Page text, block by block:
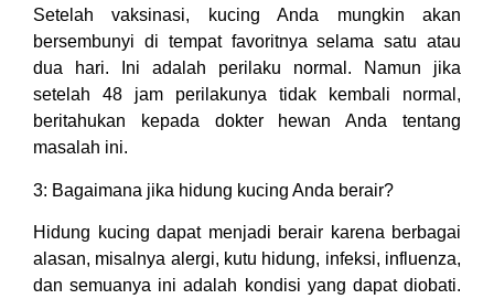
Setelah vaksinasi, kucing Anda mungkin akan
bersembunyi di tempat favoritnya selama satu atau
dua hari. Ini adalah perilaku normal. Namun jika
setelah 48 jam perilakunya tidak kembali normal,
beritahukan kepada dokter hewan Anda tentang
masalah ini.
3: Bagaimana jika hidung kucing Anda berair?
Hidung kucing dapat menjadi berair karena berbagai
alasan, misalnya alergi, kutu hidung, infeksi, influenza,
dan semuanya ini adalah kondisi yang dapat diobati.